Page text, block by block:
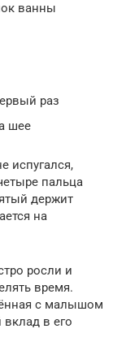
ванны
раз
шее
испугался,
пальца
держит
на
росли и
время.
с малышом
в его